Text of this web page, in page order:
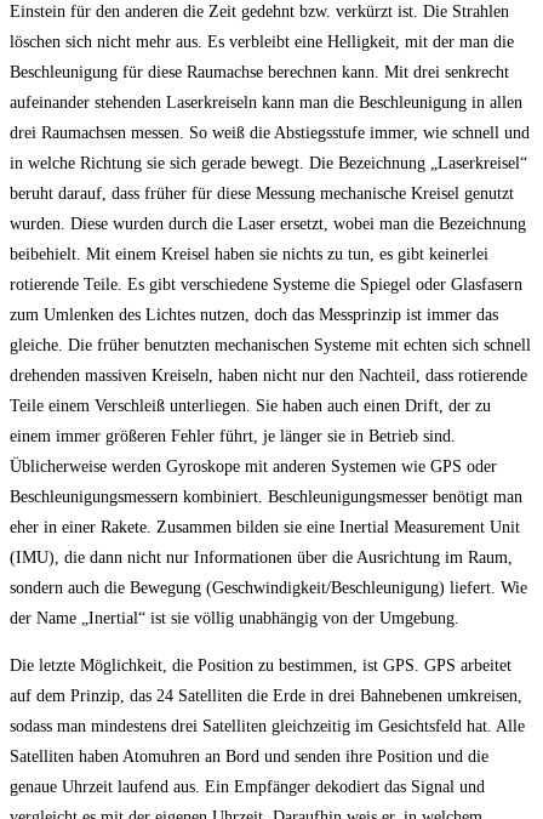
Einstein für den anderen die Zeit gedehnt bzw. verkürzt ist. Die Strahlen
löschen sich nicht mehr aus. Es verbleibt eine Helligkeit, mit der man die
Beschleunigung für diese Raumachse berechnen kann. Mit drei senkrecht
aufeinander stehenden Laserkreiseln kann man die Beschleunigung in allen
drei Raumachsen messen. So weiß die Abstiegsstufe immer, wie schnell und
in welche Richtung sie sich gerade bewegt. Die Bezeichnung „Laserkreisel“
beruht darauf, dass früher für diese Messung mechanische Kreisel genutzt
wurden. Diese wurden durch die Laser ersetzt, wobei man die Bezeichnung
beibehielt. Mit einem Kreisel haben sie nichts zu tun, es gibt keinerlei
rotierende Teile. Es gibt verschiedene Systeme die Spiegel oder Glasfasern
zum Umlenken des Lichtes nutzen, doch das Messprinzip ist immer das
gleiche. Die früher benutzten mechanischen Systeme mit echten sich schnell
drehenden massiven Kreiseln, haben nicht nur den Nachteil, dass rotierende
Teile einem Verschleiß unterliegen. Sie haben auch einen Drift, der zu
einem immer größeren Fehler führt, je länger sie in Betrieb sind.
Üblicherweise werden Gyroskope mit anderen Systemen wie GPS oder
Beschleunigungsmessern kombiniert. Beschleunigungsmesser benötigt man
eher in einer Rakete. Zusammen bilden sie eine Inertial Measurement Unit
(IMU), die dann nicht nur Informationen über die Ausrichtung im Raum,
sondern auch die Bewegung (Geschwindigkeit/Beschleunigung) liefert. Wie
der Name „Inertial“ ist sie völlig unabhängig von der Umgebung.
Die letzte Möglichkeit, die Position zu bestimmen, ist GPS. GPS arbeitet
auf dem Prinzip, das 24 Satelliten die Erde in drei Bahnebenen umkreisen,
sodass man mindestens drei Satelliten gleichzeitig im Gesichtsfeld hat. Alle
Satelliten haben Atomuhren an Bord und senden ihre Position und die
genaue Uhrzeit laufend aus. Ein Empfänger dekodiert das Signal und